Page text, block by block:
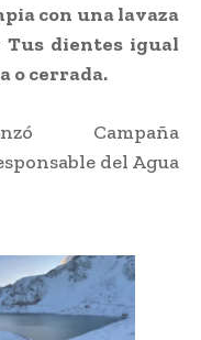
con una lavaza
Tus dientes igual
o cerrada.
Campaña
del Agua